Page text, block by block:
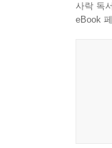
사락 독
eBook